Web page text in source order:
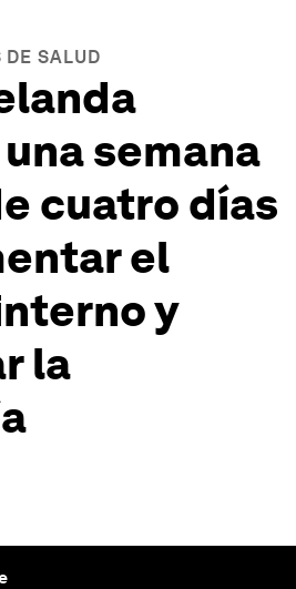
SALUD
semana
cuatro días
el
y
la